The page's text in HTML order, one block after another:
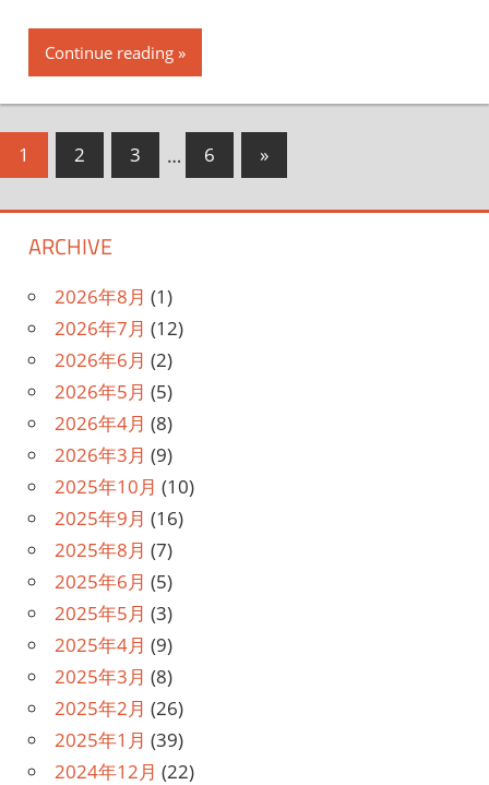
Continue reading
投
ー
ジ
送
り
1 2 3 … 6
次
の
記
»
ARCHIVE
2026年8月 (1)
2026年7月 (12)
2026年6月 (2)
2026年5月 (5)
2026年4月 (8)
2026年3月 (9)
2025年10月 (10)
2025年9月 (16)
2025年8月 (7)
2025年6月 (5)
2025年5月 (3)
2025年4月 (9)
2025年3月 (8)
2025年2月 (26)
2025年1月 (39)
2024年12月 (22)